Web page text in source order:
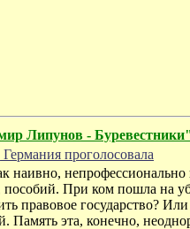
Липунов - Буревестники"
Германия проголосовала
наивно,
пособий. При ком пошла на
правовое государство?
Память эта, конечно,